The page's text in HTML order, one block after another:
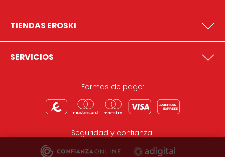
TIENDAS EROSKI
SERVICIOS
Formas de pago:
Seguridad y confianza: